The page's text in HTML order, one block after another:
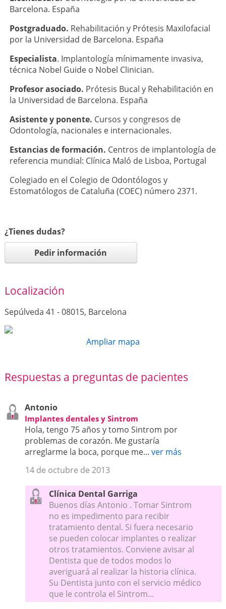
Barcelona. España
Postgraduado. Rehabilitación y Prótesis Maxilofacial
por la Universidad de Barcelona. España
Especialista. Implantología mínimamente invasiva,
técnica Nobel Guide o Nobel Clinician.
Profesor asociado. Prótesis Bucal y Rehabilitación en
la Universidad de Barcelona. España
Asistente y ponente. Cursos y congresos de
Odontología, nacionales e internacionales.
Estancias de formación. Centros de implantología de
referencia mundial: Clínica Maló de Lisboa, Portugal
Colegiado en el Colegio de Odontólogos y
Estomatólogos de Cataluña (COEC) número 2371.
¿Tienes dudas?
Pedir información
Localización
Sepúlveda 41 - 08015, Barcelona
Ampliar mapa
Respuestas a preguntas de pacientes
Antonio
Implantes dentales y Sintrom
Hola, tengo 75 años y tomo Sintrom por
problemas de corazón. Me gustaría
arreglarme la boca, porque me... ver más
14 de octubre de 2013
Clínica Dental Garriga
Buenos días Antonio . Tomar Sintrom
no es impedimento para recibir
tratamiento dental. Si fuera necesario
se pueden colocar implantes o realizar
otros tratamientos. Conviene avisar al
Dentista que de todos modos lo
averiguará al realizar la historia clínica.
Su Dentista junto con el servicio médico
que le controla el Sintrom...